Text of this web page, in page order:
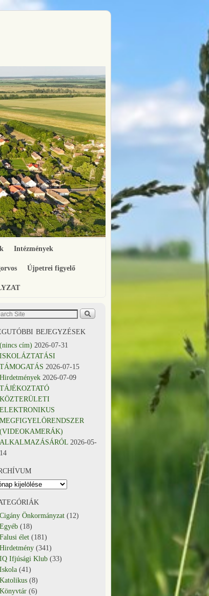
Intézmények
Újpetrei figyelő
bejegyzések
(nincs cím) 2026-07-31
ISKOLÁZTATÁSI
TÁMOGATÁS 2026-07-15
Hirdetmények 2026-07-09
TÁJÉKOZTATÓ
KÖZTERÜLETI
ELEKTRONIKUS
MEGFIGYELÖRENDSZER
(VIDEOKAMERÁK)
ALKALMAZÁSÁRÓL 2026-05-
14
Cigány Önkormányzat (12)
Egyéb (18)
Falusi élet (181)
Hirdetmény (341)
IQ Ifjúsági Klub (33)
Iskola (41)
Katolikus (8)
Könyvtár (6)